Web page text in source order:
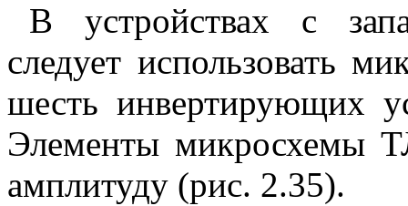
В устройствах с
следует использовать
шесть инвертирующих
Элементы микросхемы
амплитуду (рис. 2.35).